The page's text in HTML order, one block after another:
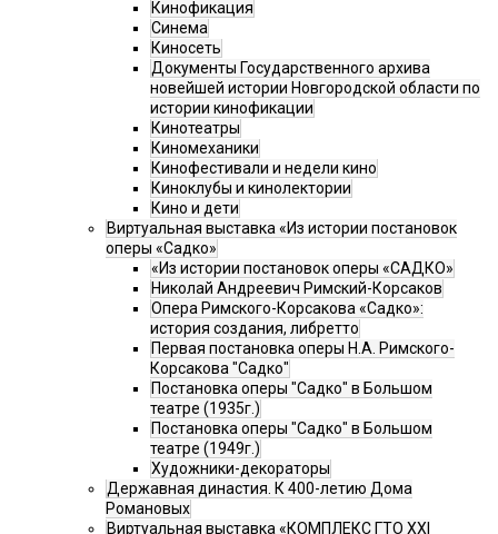
Кинофикация
Синема
Киносеть
Документы Государственного архива
новейшей истории Новгородской области по
истории кинофикации
Кинотеатры
Киномеханики
Кинофестивали и недели кино
Киноклубы и кинолектории
Кино и дети
Виртуальная выставка «Из истории постановок
оперы «Садко»
«Из истории постановок оперы «САДКО»
Николай Андреевич Римский-Корсаков
Опера Римского-Корсакова «Садко»:
история создания, либретто
Первая постановка оперы Н.А. Римского-
Корсакова "Садко"
Постановка оперы "Садко" в Большом
театре (1935г.)
Постановка оперы "Садко" в Большом
театре (1949г.)
Художники-декораторы
Державная династия. К 400-летию Дома
Романовых
Виртуальная выставка «КОМПЛЕКС ГТО XXI